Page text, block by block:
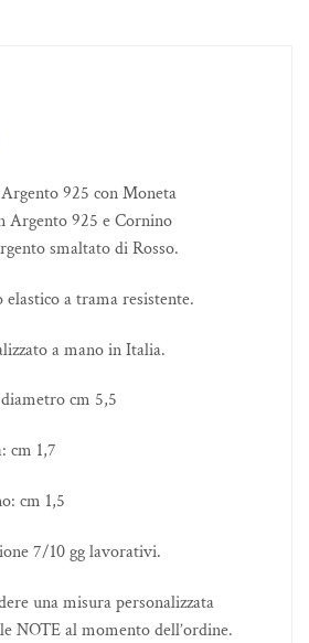
925 con Moneta
Argento 925 e Cornino
smaltato di Rosso.
elastico a trama resistente.
a mano in Italia.
cm 5,5
cm 1,7
cm 1,5
7/10 gg lavorativi.
una misura personalizzata
NOTE al momento dell’ordine.